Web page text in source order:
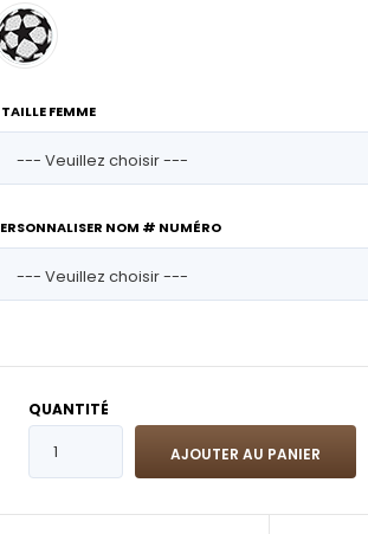
TAILLE FEMME
NOM # NUMÉRO
QUANTITÉ